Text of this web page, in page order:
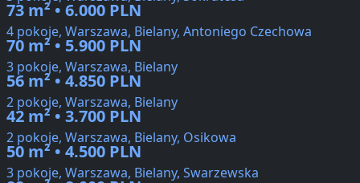
73 m² • 6.000 PLN
4 pokoje, Warszawa, Bielany, Antoniego Czechowa
70 m² • 5.900 PLN
3 pokoje, Warszawa, Bielany
56 m² • 4.850 PLN
2 pokoje, Warszawa, Bielany
42 m² • 3.700 PLN
2 pokoje, Warszawa, Bielany, Osikowa
50 m² • 4.500 PLN
3 pokoje, Warszawa, Bielany, Swarzewska